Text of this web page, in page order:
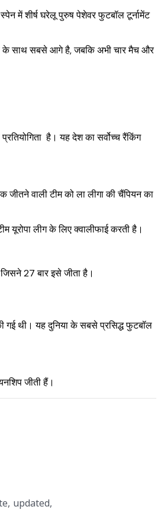
में शीर्ष घरेलू पुरुष पेशेवर फुटबॉल टूर्नामेंट
के साथ सबसे आगे है, जबकि अभी चार मैच और
है। यह देश का सर्वोच्च रैंकिंग
वाली टीम को ला लीगा की चैंपियन का
यूरोपा लीग के लिए क्वालीफाई करती है।
27 बार इसे जीता है।
गई थी। यह दुनिया के सबसे प्रसिद्ध फुटबॉल
जीती हैं।
updated,